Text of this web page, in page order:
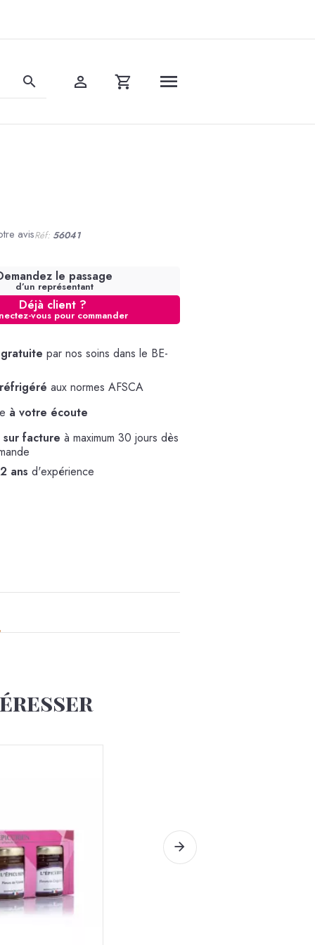
avisRéf: 56041
le passage
d’un représentant
Déjà client ?
vous pour commander
par nos soins dans le BE-
aux normes AFSCA
à votre écoute
sur facture à maximum 30 jours dès
ans d'expérience